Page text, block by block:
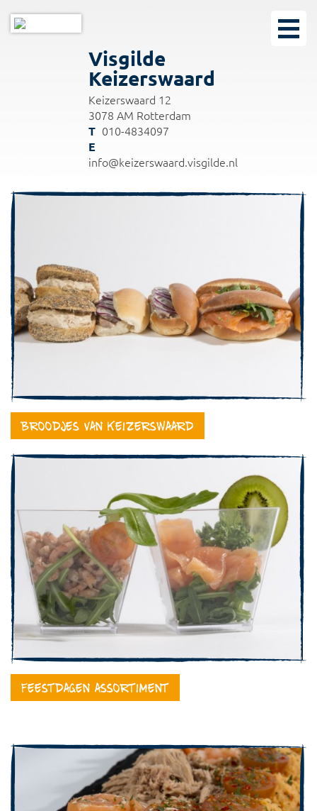
Visgilde
Keizerswaard
Keizerswaard 12
3078 AM Rotterdam
010-4834097
info@keizerswaard.visgilde.nl
Broodjes van Keizerswaard
Feestdagen assortiment